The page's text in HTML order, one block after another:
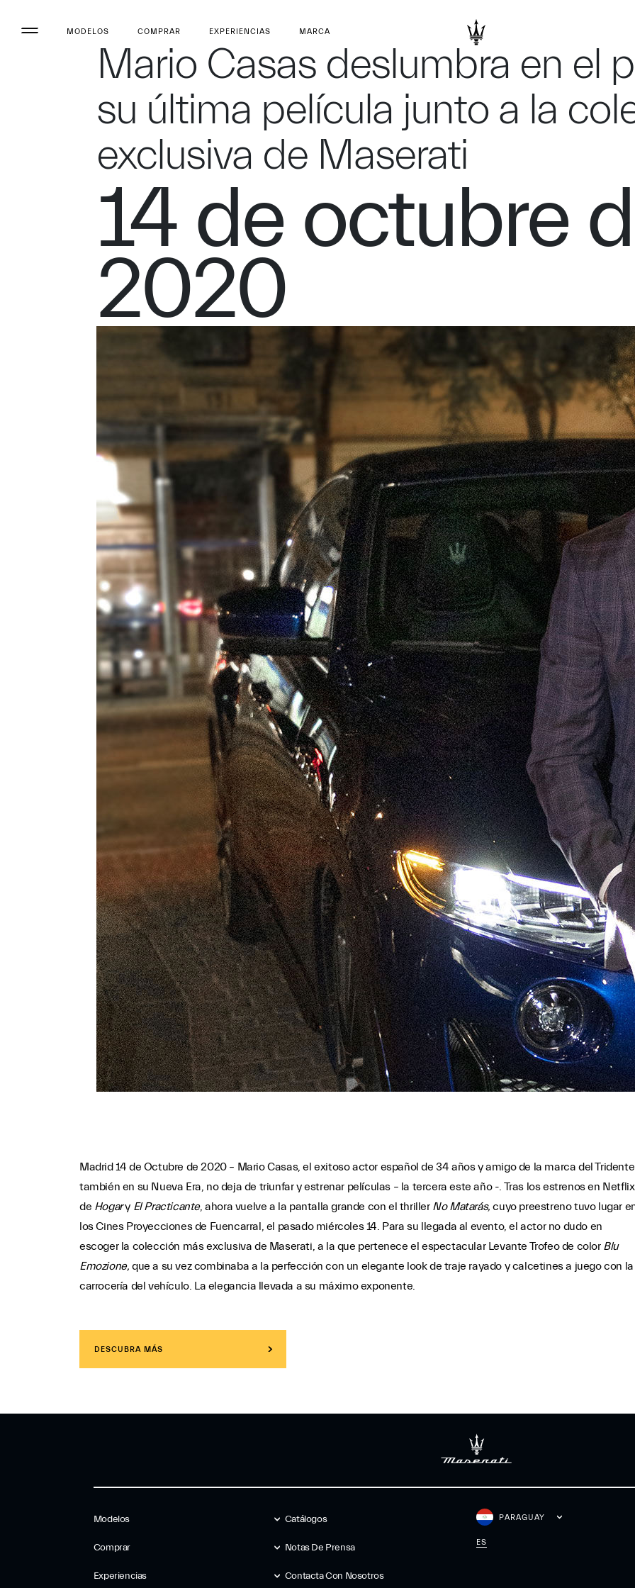
MODELOS COMPRAR EXPERIENCIAS MARCA
Mario Casas deslumbra en el
su última película junto a la
exclusiva de Maserati
14 de octubre
2020
Madrid 14 de Octubre de 2020 – Mario Casas, el exitoso actor español de 34 años y amigo de la marca del Tridente
también en su Nueva Era, no deja de triunfar y estrenar películas – la tercera este año -. Tras los estrenos en Netflix
de Hogary El Practicante, ahora vuelve a la pantalla grande con el thriller No Matarás,cuyo preestreno tuvo lugar
los Cines Proyecciones de Fuencarral, el pasado miércoles 14. Para su llegada al evento, el actor no dudo en
escoger la colección más exclusiva de Maserati, a la que pertenece el espectacular Levante Trofeo de color Blu
Emozione, que a su vez combinaba a la perfección con un elegante look de traje rayado y calcetines a juego con la
carrocería del vehículo. La elegancia llevada a su máximo exponente.
DESCUBRA MÁS
Modelos
Comprar
Experiencias
Catálogos
Notas De Prensa
Contacta Con Nosotros
PARAGUAY
ES